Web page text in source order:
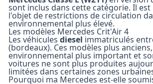
sont inclus dans cette catégorie. Il
l'objet de restrictions de circulation
environnemental plus élevé.
Les modèles Mercedes Crit'Air 4
Les véhicules diesel immatriculés
(bordeaux). Ces modèles plus
environnemental plus important et
voitures ne sont plus produites
limitées dans certaines zones
Pourquoi ma Mercedes est-elle